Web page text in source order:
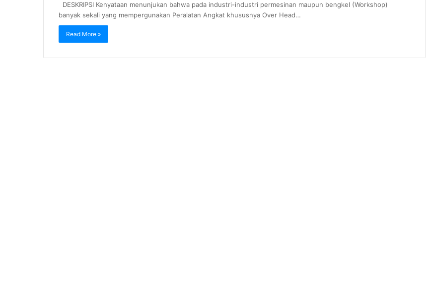
DESKRIPSI Kenyataan menunjukan bahwa pada industri-industri permesinan maupun bengkel (Workshop)
banyak sekali yang mempergunakan Peralatan Angkat khususnya Over Head…
Read More »